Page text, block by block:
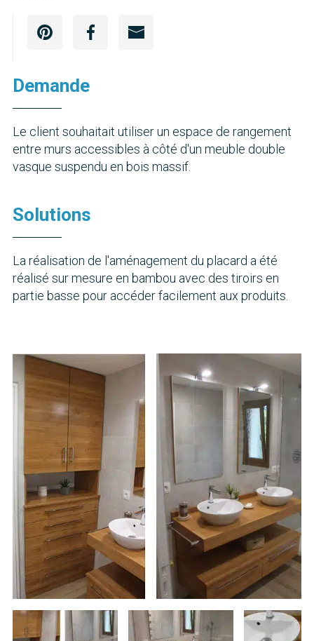
Demande
Le client souhaitait utiliser un espace de rangement
entre murs accessibles à côté d'un meuble double
vasque suspendu en bois massif.
Solutions
La réalisation de l'aménagement du placard a été
réalisé sur mesure en bambou avec des tiroirs en
partie basse pour accéder facilement aux produits.